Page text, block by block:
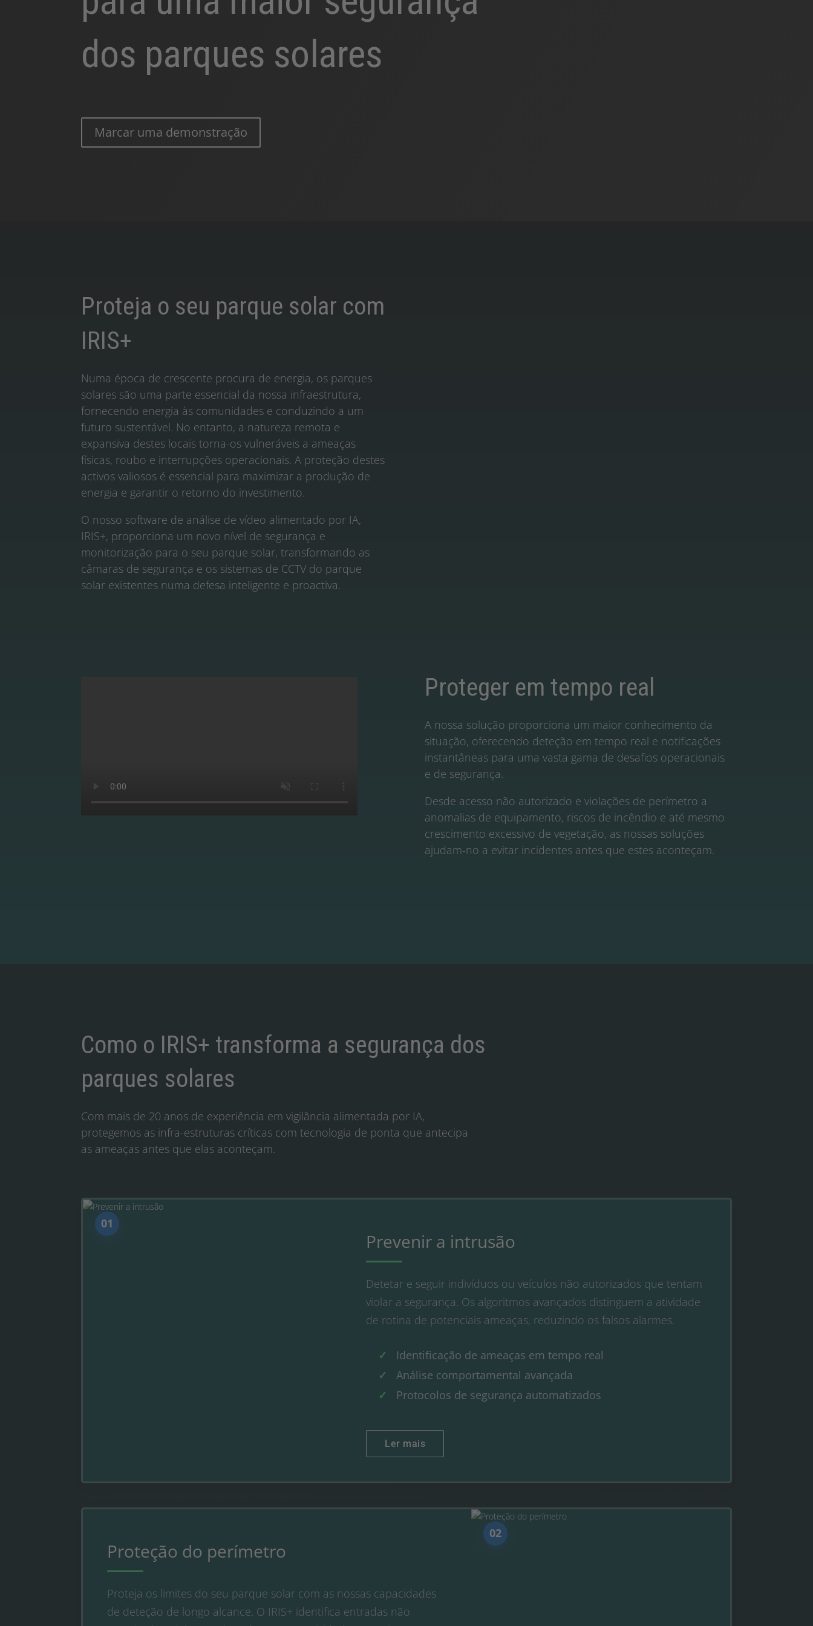
dos parques solares
Marcar uma demonstração
Proteja o seu parque solar com
IRIS+
Numa época de crescente procura de energia, os parques
solares são uma parte essencial da nossa infraestrutura,
fornecendo energia às comunidades e conduzindo a um
futuro sustentável. No entanto, a natureza remota e
expansiva destes locais torna-os vulneráveis a ameaças
físicas, roubo e interrupções operacionais. A proteção destes
activos valiosos é essencial para maximizar a produção de
energia e garantir o retorno do investimento.
O nosso software de análise de vídeo alimentado por IA,
IRIS+, proporciona um novo nível de segurança e
monitorização para o seu parque solar, transformando as
câmaras de segurança e os sistemas de CCTV do parque
solar existentes numa defesa inteligente e proactiva.
Proteger em tempo real
A nossa solução proporciona um maior conhecimento da
situação, oferecendo deteção em tempo real e notificações
instantâneas para uma vasta gama de desafios operacionais
e de segurança.
Desde acesso não autorizado e violações de perímetro a
anomalias de equipamento, riscos de incêndio e até mesmo
crescimento excessivo de vegetação, as nossas soluções
ajudam-no a evitar incidentes antes que estes aconteçam.
Como o IRIS+ transforma a segurança dos
parques solares
Com mais de 20 anos de experiência em vigilância alimentada por IA,
protegemos as infra-estruturas críticas com tecnologia de ponta que antecipa
as ameaças antes que elas aconteçam.
01
Prevenir a intrusão
Detetar e seguir indivíduos ou veículos não autorizados que tentam
violar a segurança. Os algoritmos avançados distinguem a atividade
de rotina de potenciais ameaças, reduzindo os falsos alarmes.
Identificação de ameaças em tempo real
Análise comportamental avançada
Protocolos de segurança automatizados
Ler mais
02
Proteção do perímetro
Proteja os limites do seu parque solar com as nossas capacidades
de deteção de longo alcance. O IRIS+ identifica entradas não